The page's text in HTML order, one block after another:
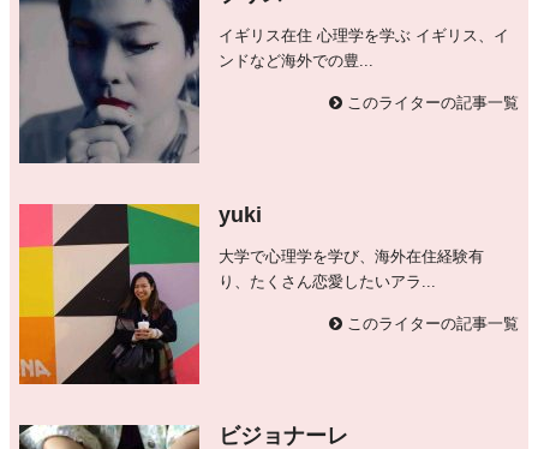
イギリス在住 心理学を学ぶ イギリス、イ
ンドなど海外での豊...
このライターの記事一覧
yuki
大学で心理学を学び、海外在住経験有
り、たくさん恋愛したいアラ...
このライターの記事一覧
ビジョナーレ